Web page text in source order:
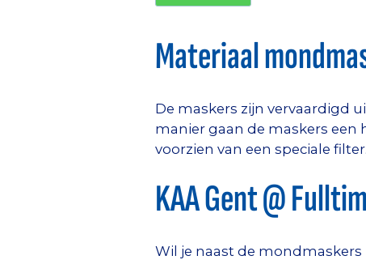
Materiaal
De maskers zijn vervaardigd
manier gaan de maskers een
voorzien van een speciale filter.
KAA Gent @
Wil je naast de